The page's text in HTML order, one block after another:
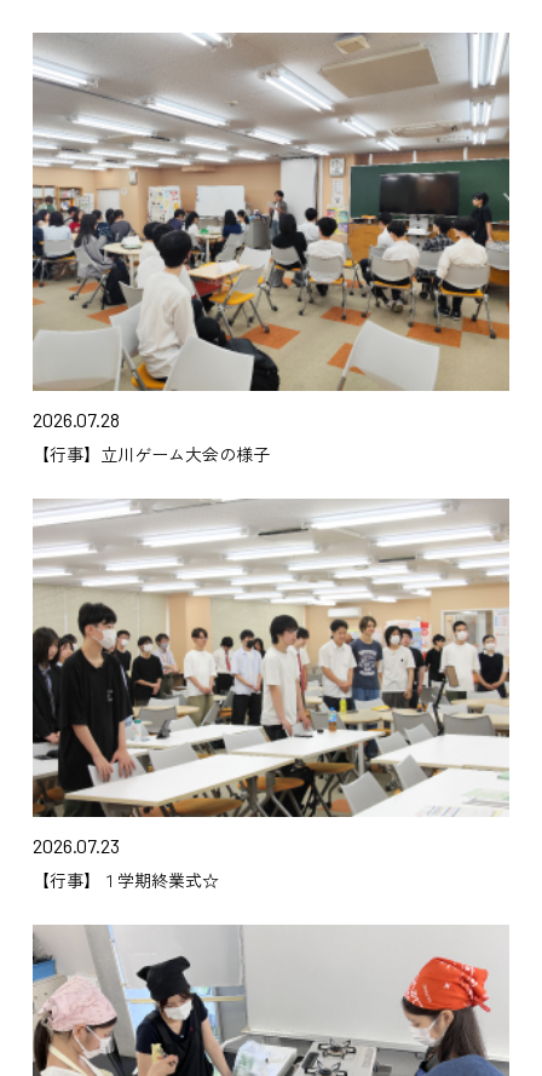
2026.07.28
【行事】立川ゲーム大会の様子
2026.07.23
【行事】１学期終業式☆